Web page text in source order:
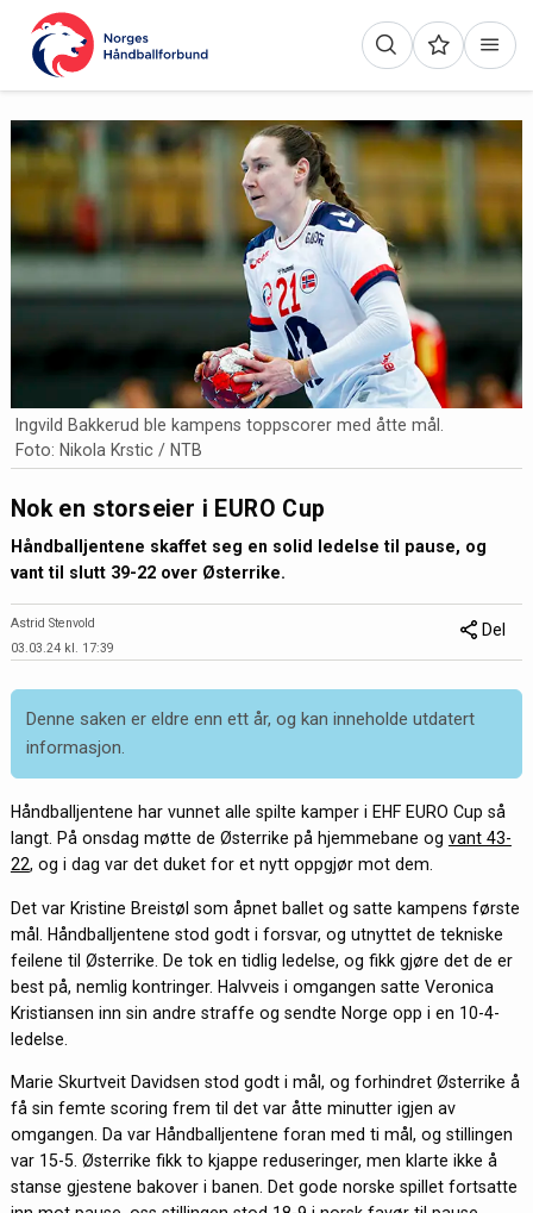
Ingvild Bakkerud ble kampens toppscorer med åtte mål.
Foto: Nikola Krstic / NTB
Nok en storseier i EURO Cup
Håndballjentene skaffet seg en solid ledelse til pause, og
vant til slutt 39-22 over Østerrike.
Astrid Stenvold
03.03.24 kl. 17:39
Del
Denne saken er eldre enn ett år, og kan inneholde utdatert
informasjon.
Håndballjentene har vunnet alle spilte kamper i EHF EURO Cup så
langt. På onsdag møtte de Østerrike på hjemmebane og vant 43-
22, og i dag var det duket for et nytt oppgjør mot dem.
Det var Kristine Breistøl som åpnet ballet og satte kampens første
mål. Håndballjentene stod godt i forsvar, og utnyttet de tekniske
feilene til Østerrike. De tok en tidlig ledelse, og fikk gjøre det de er
best på, nemlig kontringer. Halvveis i omgangen satte Veronica
Kristiansen inn sin andre straffe og sendte Norge opp i en 10-4-
ledelse.
Marie Skurtveit Davidsen stod godt i mål, og forhindret Østerrike å
få sin femte scoring frem til det var åtte minutter igjen av
omgangen. Da var Håndballjentene foran med ti mål, og stillingen
var 15-5. Østerrike fikk to kjappe reduseringer, men klarte ikke å
stanse gjestene bakover i banen. Det gode norske spillet fortsatte